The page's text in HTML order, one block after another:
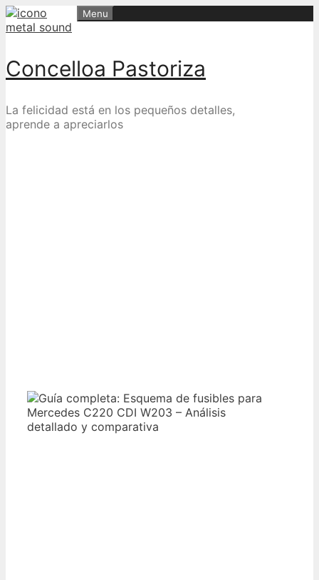
Skip
to
Concelloa Pastoriza
La felicidad está en los pequeños detalles,
aprende a apreciarlos
Menu